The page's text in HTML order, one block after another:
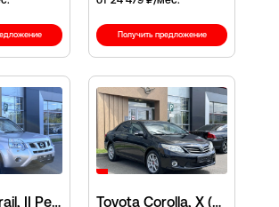
Получить предложение
Nissan X-Trail, II Рестайлинг Toyota Corolla, X (E140, E150) Рестайлинг